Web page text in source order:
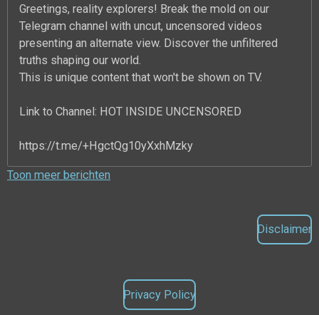
Greetings, reality explorers! Break the mold on our
Telegram channel with uncut, uncensored videos
presenting an alternate view. Discover the unfiltered
truths shaping our world.
This is unique content that won't be shown on TV.
Link to Channel: HOT INSIDE UNCENSORED
https://t.me/+HgctQg10yXxhMzky
Toon meer berichten
Disclaimer
Privacy Policy